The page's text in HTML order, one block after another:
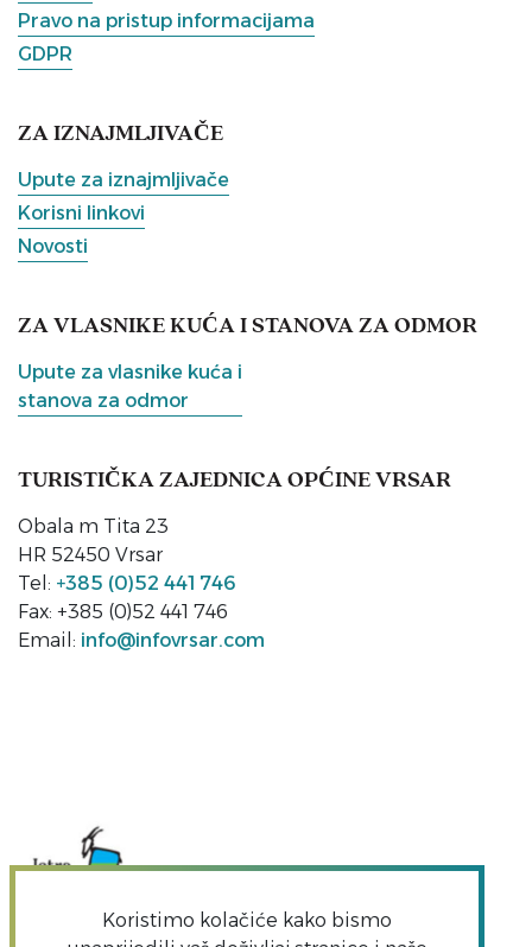
Pravo na pristup informacijama
GDPR
ZA IZNAJMLJIVAČE
Upute za iznajmljivače
Korisni linkovi
Novosti
ZA VLASNIKE KUĆA I STANOVA ZA ODMOR
Upute za vlasnike kuća i
stanova za odmor
TURISTIČKA ZAJEDNICA OPĆINE VRSAR
Obala m Tita 23
HR 52450 Vrsar
Tel: +385 (0)52 441 746
Fax: +385 (0)52 441 746
Email: info@infovrsar.com
Koristimo kolačiće kako bismo